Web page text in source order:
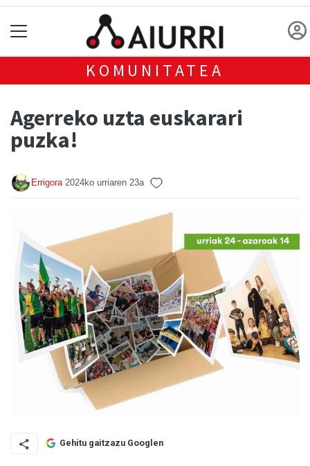
KOMUNITATEA
Agerreko uzta euskarari
puzka!
Errigora 2024ko urriaren 23a
Gehitu gaitzazu Googlen